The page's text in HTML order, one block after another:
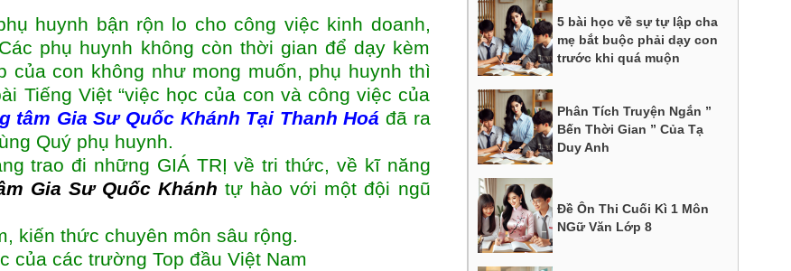
huynh bận rộn lo cho công việc kinh doanh,
phụ huynh không còn thời gian để dạy kèm
của con không như mong muốn, phụ huynh thì
Tiếng Việt “việc học của con và công việc của
tâm Gia Sư Quốc Khánh Tại Thanh Hoá đã ra
Quý phụ huynh.
trao đi những GIÁ TRỊ về tri thức, về kĩ năng
Gia Sư Quốc Khánh tự hào với một đội ngũ
kiến thức chuyên môn sâu rộng.
của các trường Top đầu Việt Nam
5 bài học về sự tự lập cha
mẹ bắt buộc phải dạy con
trước khi quá muộn
Phân Tích Truyện Ngắn ”
Bến Thời Gian ” Của Tạ
Duy Anh
Đề Ôn Thi Cuối Kì 1 Môn
NGữ Văn Lớp 8